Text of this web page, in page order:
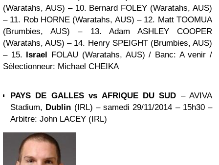
(Waratahs, AUS) – 10. Bernard FOLEY (Waratahs, AUS)
– 11. Rob HORNE (Waratahs, AUS) – 12. Matt TOOMUA
(Brumbies, AUS) – 13. Adam ASHLEY COOPER
(Waratahs, AUS) – 14. Henry SPEIGHT (Brumbies, AUS)
– 15. Israel FOLAU (Waratahs, AUS) / Banc: A venir /
Sélectionneur: Michael CHEIKA
PAYS DE GALLES vs AFRIQUE DU SUD – AVIVA
Stadium, Dublin (IRL) – samedi 29/11/2014 – 15h30 –
Arbitre: John LACEY (IRL)